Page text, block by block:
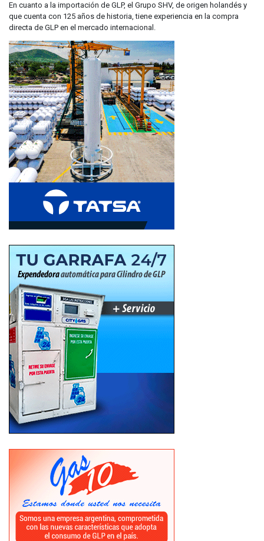
En cuanto a la importación de GLP, el Grupo SHV, de origen holandés y
que cuenta con 125 años de historia, tiene experiencia en la compra
directa de GLP en el mercado internacional.